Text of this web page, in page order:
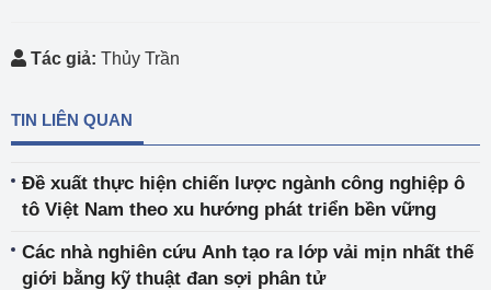
Tác giả: Thủy Trần
TIN LIÊN QUAN
Đề xuất thực hiện chiến lược ngành công nghiệp ô
tô Việt Nam theo xu hướng phát triển bền vững
Các nhà nghiên cứu Anh tạo ra lớp vải mịn nhất thế
giới bằng kỹ thuật đan sợi phân tử